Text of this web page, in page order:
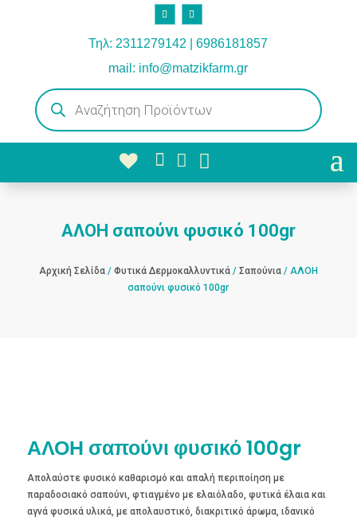
Τηλ: 2311279142 | 6986181857
mail: info@matzikfarm.gr
Products
search
  
ΑΛΟΗ σαπούνι φυσικό 100gr
Αρχική Σελίδα/ Φυτικά Δερμοκαλλυντικά/ Σαπούνια/ ΑΛΟΗ
σαπούνι φυσικό 100gr
ΑΛΟΗ σαπούνι φυσικό 100gr
Απολαύστε φυσικό καθαρισμό και απαλή περιποίηση με
παραδοσιακό σαπούνι, φτιαγμένο με ελαιόλαδο, φυτικά έλαια και
αγνά φυσικά υλικά, με απολαυστικό, διακριτικό άρωμα, ιδανικό